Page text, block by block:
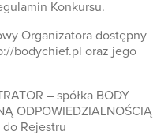
Konkursu.
Organizatora dostępny
bodychief.pl oraz jego
– spółka BODY
ODPOWIEDZIALNOŚCIĄ
Rejestru